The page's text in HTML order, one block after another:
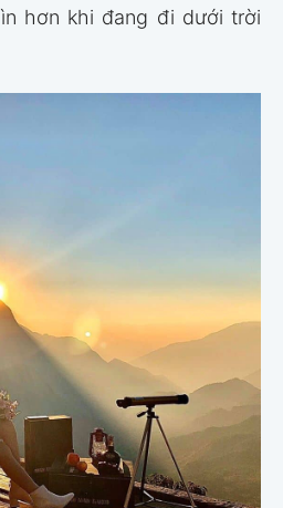
hơn khi đang đi dưới trời